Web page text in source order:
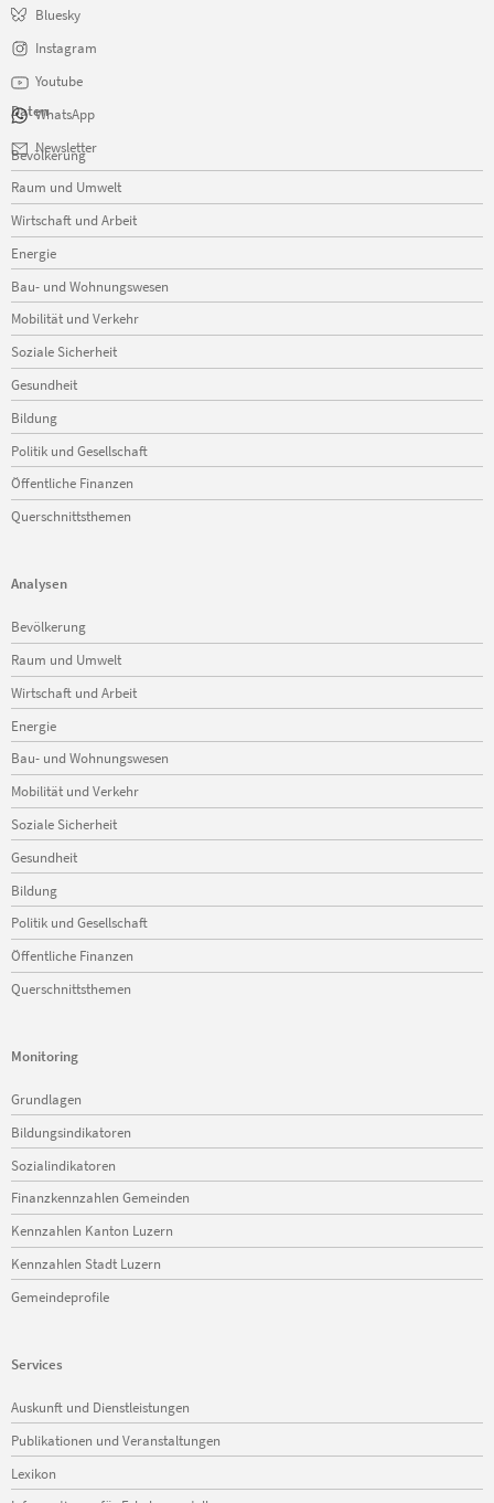
Bluesky
Instagram
Youtube
WhatsApp
Newsletter
Daten
Navigation
überspringen
Bevölkerung
Raum und Umwelt
Wirtschaft und Arbeit
Energie
Bau- und Wohnungswesen
Mobilität und Verkehr
Soziale Sicherheit
Gesundheit
Bildung
Politik und Gesellschaft
Öffentliche Finanzen
Querschnittsthemen
Analysen
Navigation
überspringen
Bevölkerung
Raum und Umwelt
Wirtschaft und Arbeit
Energie
Bau- und Wohnungswesen
Mobilität und Verkehr
Soziale Sicherheit
Gesundheit
Bildung
Politik und Gesellschaft
Öffentliche Finanzen
Querschnittsthemen
Monitoring
Navigation
überspringen
Grundlagen
Bildungsindikatoren
Sozialindikatoren
Finanzkennzahlen Gemeinden
Kennzahlen Kanton Luzern
Kennzahlen Stadt Luzern
Gemeindeprofile
Services
Navigation
überspringen
Auskunft und Dienstleistungen
Publikationen und Veranstaltungen
Lexikon